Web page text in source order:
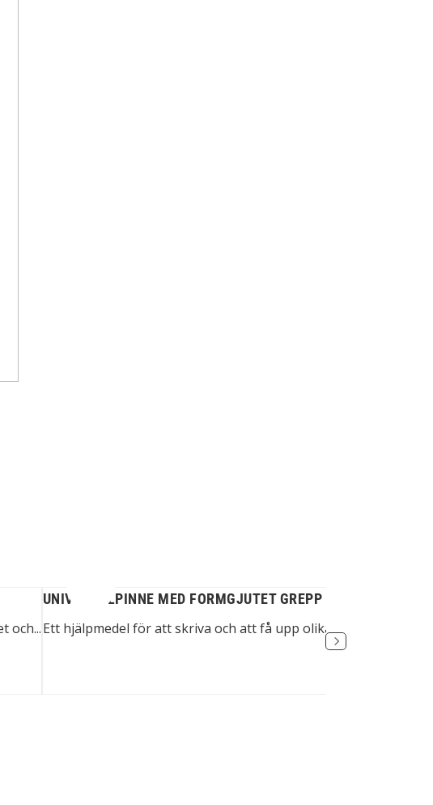
och...
UNIVERSALPINNE MED FORMGJUTET GREPP
Ett hjälpmedel för att skriva och att få upp olika föremål för